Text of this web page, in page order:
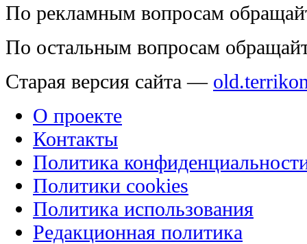
По рекламным вопросам
По остальным вопросам
Старая версия сайта —
О проекте
Контакты
Политика
Политики cookies
Политика использования
Редакционная политика